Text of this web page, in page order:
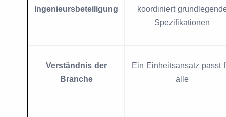
Ingenieursbeteiligung
koordiniert
Spezifikationen
Verständnis der
Branche
Ein Einheitsansatz passt
alle